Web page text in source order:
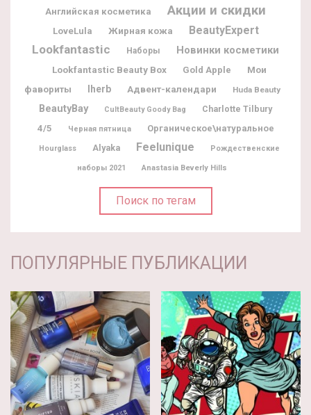
Английская косметика Акции и скидки
LoveLula Жирная кожа BeautyExpert
Lookfantastic Наборы Новинки косметики
Lookfantastic Beauty Box Gold Apple
Мои
фавориты
Iherb Адвент-календари Huda Beauty
BeautyBay CultBeauty Goody Bag
Charlotte Tilbury
4/5
Черная пятница Органическое\натуральное
Hourglass Alyaka Feelunique Рождественские
наборы 2021 Anastasia Beverly Hills
Поиск по тегам
ПОПУЛЯРНЫЕ ПУБЛИКАЦИИ